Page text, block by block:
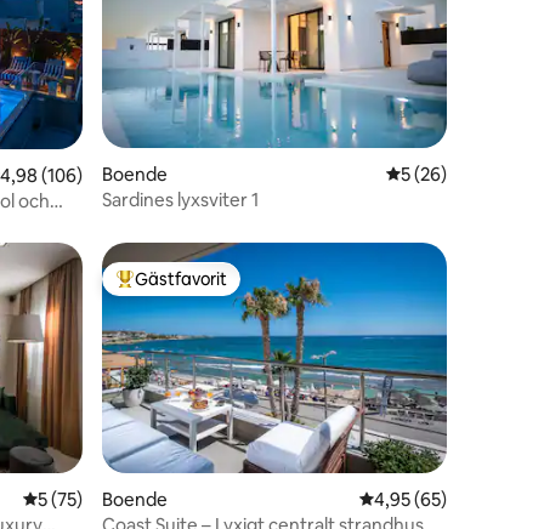
av 5 i genomsnittligt betyg, 106 omdömen
4,98 (106)
och
Boende 5 av 5 i
5 (26)
Sardines lyxsviter 1
5 av 5 i genomsnittligt betyg, 75 omdömen
5 (75)
Populär gästfavorit
Gästfavorit
Boende 4,95 av 5 i
4,95 (65)